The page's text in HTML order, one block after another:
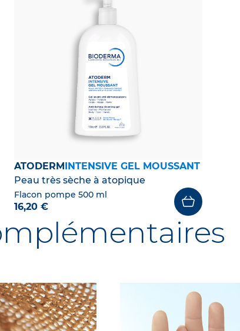
ATODERM INTENSIVE GEL MOUSSANT
Peau très sèche à atopique
Flacon pompe 500 ml
16,20 €